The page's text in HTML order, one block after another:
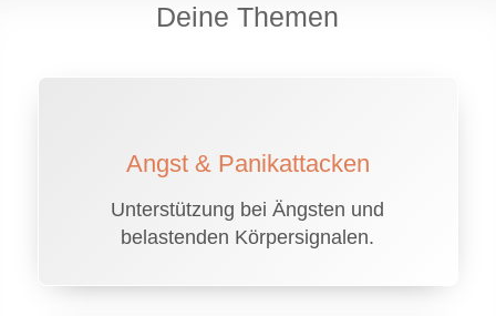
Deine Themen
Angst & Panikattacken
Unterstützung bei Ängsten und
belastenden Körpersignalen.